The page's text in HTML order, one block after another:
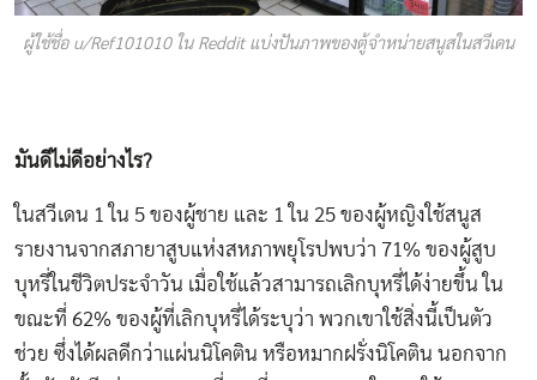
ผู้ใช้ชื่อ u/Ref101010 ใน Reddit แบ่งปันภาพของตู้จำหน่ายสนูสในสวีเดน
มันดีไม่ดีอย่างไร?
ในสวีเดน 1 ใน 5 ของผู้ชาย และ 1 ใน 25 ของผู้หญิงใช้สนูส
รายงานจากสภายาสูบแห่งสหภาพยุโรปพบว่า 71% ของผู้สูบ
บุหรี่ในชีวิตประจำวัน เมื่อใช้แล้วสามารถเลิกบุหรี่ได้ง่ายขึ้น ใน
ขณะที่ 62% ของผู้ที่เลิกบุหรี่ได้ระบุว่า พวกเขาใช้สิ่งนี้เป็นตัว
ช่วย ซึ่งได้ผลดีกว่าแผ่นนิโคติน หรือหมากฝรั่งนิโคติน นอกจาก